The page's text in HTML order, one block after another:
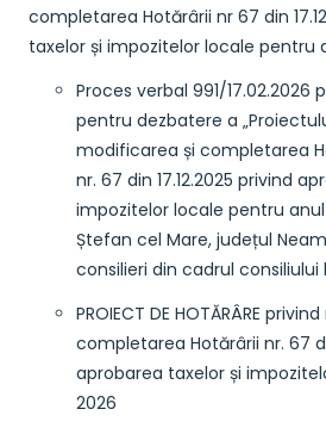
completarea Hotărârii nr 67 din
taxelor și impozitelor locale pentru
Proces verbal 991/
pentru dezbatere a
modificarea și completarea
nr. 67 din 17.12.2025 privind
impozitelor locale pentru
Ștefan cel Mare, județul
consilieri din cadrul consiliului
PROIECT DE HOTĂRÂRE
completarea Hotărârii nr. 67
aprobarea taxelor și
2026